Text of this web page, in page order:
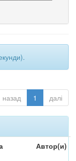
назад 1 далі
Автор(и)